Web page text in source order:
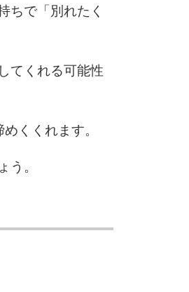
ちで「別れたく
てくれる可能性
くくれます。
う。